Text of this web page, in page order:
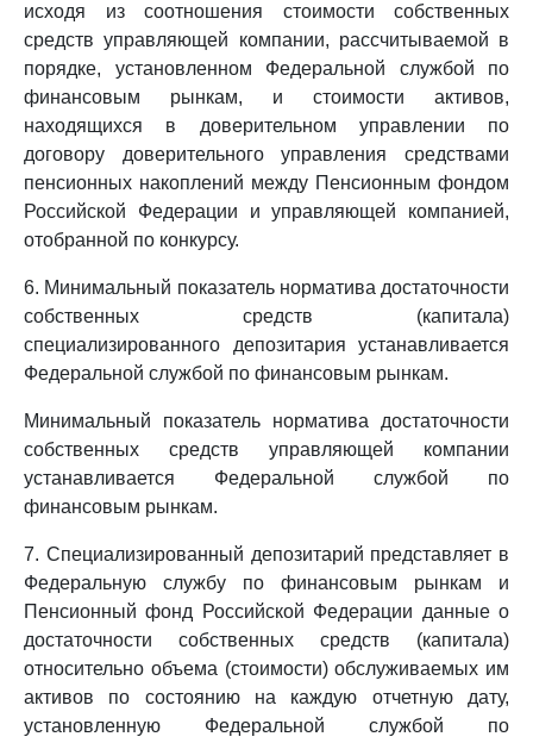
исходя из соотношения стоимости собственных
средств управляющей компании, рассчитываемой в
порядке, установленном Федеральной службой по
финансовым рынкам, и стоимости активов,
находящихся в доверительном управлении по
договору доверительного управления средствами
пенсионных накоплений между Пенсионным фондом
Российской Федерации и управляющей компанией,
отобранной по конкурсу.
6. Минимальный показатель норматива достаточности
собственных средств (капитала)
специализированного депозитария устанавливается
Федеральной службой по финансовым рынкам.
Минимальный показатель норматива достаточности
собственных средств управляющей компании
устанавливается Федеральной службой по
финансовым рынкам.
7. Специализированный депозитарий представляет в
Федеральную службу по финансовым рынкам и
Пенсионный фонд Российской Федерации данные о
достаточности собственных средств (капитала)
относительно объема (стоимости) обслуживаемых им
активов по состоянию на каждую отчетную дату,
установленную Федеральной службой по